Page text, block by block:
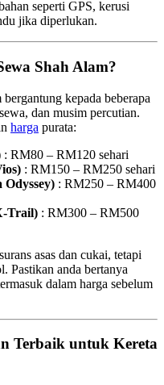
seperti GPS, kerusi
jika diperlukan.
Shah Alam?
kepada beberapa
dan musim percutian.
harga purata:
: RM80 – RM120 sehari
: RM150 – RM250 sehari
: RM250 – RM400
Trail) : RM300 – RM500
asas dan cukai, tetapi
Pastikan anda bertanya
dalam harga sebelum
Terbaik untuk Kereta